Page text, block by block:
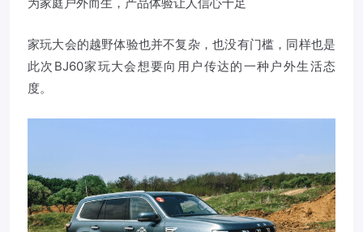
为家庭户外而生，产品体验让人信心十足
家玩大会的越野体验也并不复杂，也没有门槛，同样也是
此次BJ60家玩大会想要向用户传达的一种户外生活态
度。